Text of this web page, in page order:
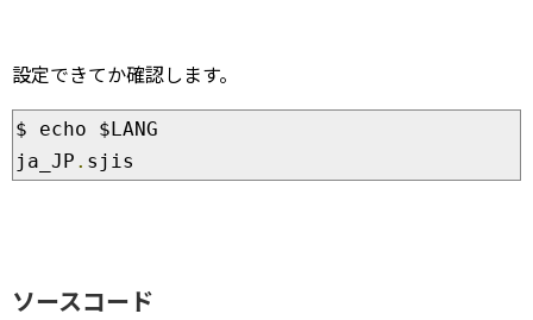
設定できてか確認します。
$ echo $LANG
ja_JP . sjis
ソースコード